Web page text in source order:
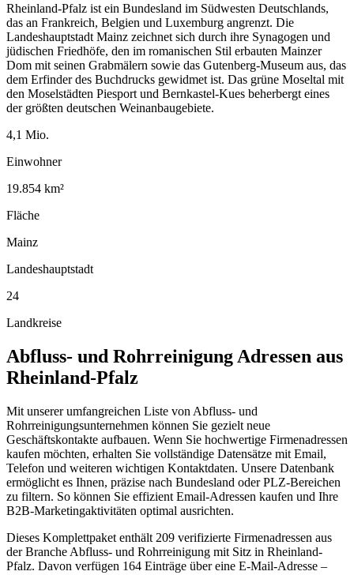
Rheinland-Pfalz ist ein Bundesland im Südwesten Deutschlands,
das an Frankreich, Belgien und Luxemburg angrenzt. Die
Landeshauptstadt Mainz zeichnet sich durch ihre Synagogen und
jüdischen Friedhöfe, den im romanischen Stil erbauten Mainzer
Dom mit seinen Grabmälern sowie das Gutenberg-Museum aus, das
dem Erfinder des Buchdrucks gewidmet ist. Das grüne Moseltal mit
den Moselstädten Piesport und Bernkastel-Kues beherbergt eines
der größten deutschen Weinanbaugebiete.
4,1 Mio.
Einwohner
19.854 km²
Fläche
Mainz
Landeshauptstadt
24
Landkreise
Abfluss- und Rohrreinigung Adressen aus
Rheinland-Pfalz
Mit unserer umfangreichen Liste von Abfluss- und
Rohrreinigungsunternehmen können Sie gezielt neue
Geschäftskontakte aufbauen. Wenn Sie hochwertige Firmenadressen
kaufen möchten, erhalten Sie vollständige Datensätze mit Email,
Telefon und weiteren wichtigen Kontaktdaten. Unsere Datenbank
ermöglicht es Ihnen, präzise nach Bundesland oder PLZ-Bereichen
zu filtern. So können Sie effizient Email-Adressen kaufen und Ihre
B2B-Marketingaktivitäten optimal ausrichten.
Dieses Komplettpaket enthält 209 verifizierte Firmenadressen aus
der Branche Abfluss- und Rohrreinigung mit Sitz in Rheinland-
Pfalz. Davon verfügen 164 Einträge über eine E-Mail-Adresse –